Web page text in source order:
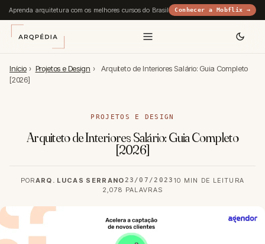
Aprenda arquitetura com os melhores cursos do Brasil Conhecer a Mobflix →
Início › Projetos e Design ›
Arquiteto de Interiores Salário: Guia Completo
[2026]
PROJETOS E DESIGN
Arquiteto de Interiores Salário: Guia Completo
[2026]
PORARQ. LUCAS SERRANO23/07/2023 10 MIN DE LEITURA
2,078 PALAVRAS